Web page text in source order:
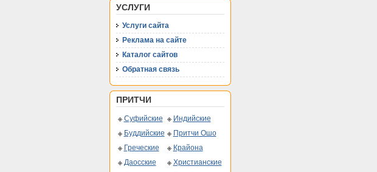
УСЛУГИ
Услуги сайта
Реклама на сайте
Каталог сайтов
Обратная связь
ПРИТЧИ
Суфийские
Индийские
Буддийские
Притчи Ошо
Греческие
Крайона
Даосские
Христианские